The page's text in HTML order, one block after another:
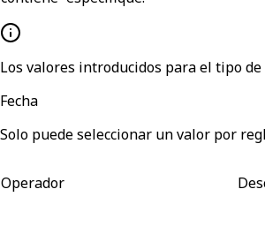
Los valores introducidos para el tipo
Fecha
Solo puede seleccionar un valor por
Operador